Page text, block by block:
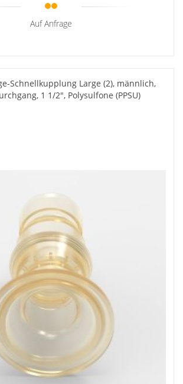
Auf Anfrage
Schnellkupplung Large (2), männlich,
1 1/2", Polysulfone (PPSU)